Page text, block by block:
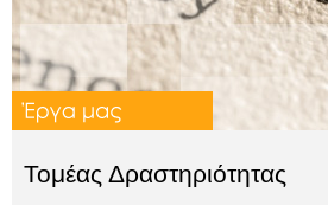
Τομέας Δραστηριότητας